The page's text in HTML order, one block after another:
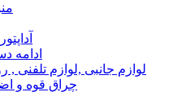
ادامه
لوازم جانبی ,لوازم تلفنی ,
چراق قوه و